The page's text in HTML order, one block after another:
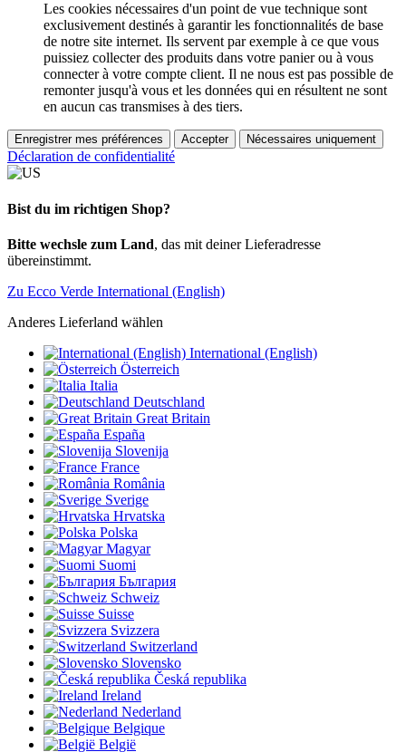
Les cookies nécessaires d'un point de vue technique sont
exclusivement destinés à garantir les fonctionnalités de base
de notre site internet. Ils servent par exemple à ce que vous
puissiez collecter des produits dans votre panier ou à vous
connecter à votre compte client. Il ne nous est pas possible de
remonter jusqu'à vous et les données qui en résultent ne sont
en aucun cas transmises à des tiers.
Enregistrer mes préférences Accepter Nécessaires uniquement
Déclaration de confidentialité
Bist du im richtigen Shop?
Bitte wechsle zum Land, das mit deiner Lieferadresse
übereinstimmt.
Zu Ecco Verde International (English)
Anderes Lieferland wählen
International (English)
Österreich
Italia
Deutschland
Great Britain
España
Slovenija
France
România
Sverige
Hrvatska
Polska
Magyar
Suomi
България
Schweiz
Suisse
Svizzera
Switzerland
Slovensko
Česká republika
Ireland
Nederland
Belgique
België